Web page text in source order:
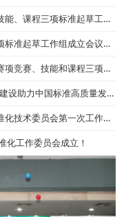
项标准起草工作组成立会议召开
起草工作组成立会议召开
议暨金砖国家技能发展与技术创新大讲堂活动顺利召开
质量发展”标准制订研修班成功举办
员会第一次工作会议成功举办
化工作委员会成立！